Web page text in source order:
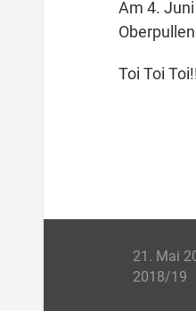
Am 4.
Toi Toi
21. Mai
2018/19